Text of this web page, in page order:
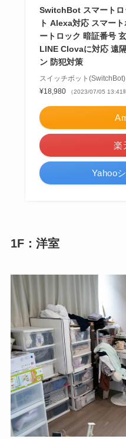
SwitchBot スマートロ
ト Alexa対応 スマー
ートロック 暗証番号
LINE Clovaに対応 遠
ン 防犯対策
スイッチボット(SwitchBot)
¥18,980
（2023/07/05 13:41
楽
Yahoo
1F：洋室